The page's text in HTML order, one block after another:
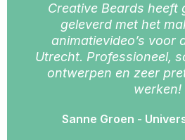
Creative Beards heeft
geleverd met het
animatievideo’s voor
Utrecht. Professioneel,
ontwerpen en zeer
werken!
Sanne Groen -